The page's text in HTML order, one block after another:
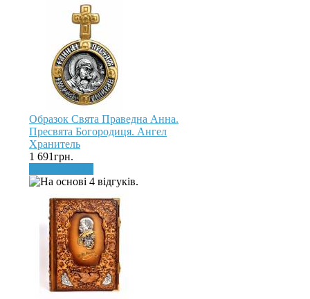
Образок Свята Праведна Анна.
Пресвята Богородиця. Ангел
Хранитель
1 691грн.